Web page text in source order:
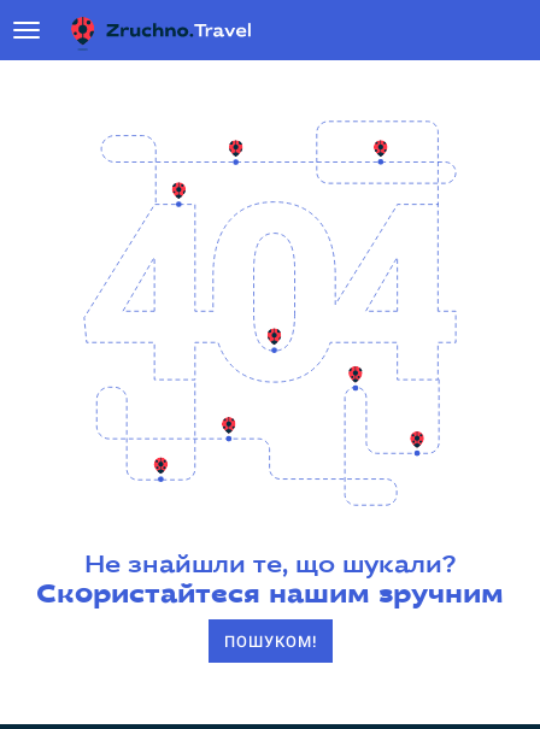
Не знайшли те, що шукали?
Скористайтеся нашим зручним
ПОШУКОМ!